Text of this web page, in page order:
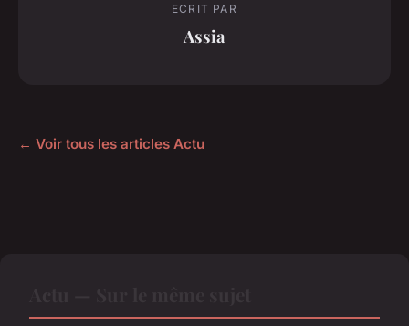
ECRIT PAR
Assia
← Voir tous les articles Actu